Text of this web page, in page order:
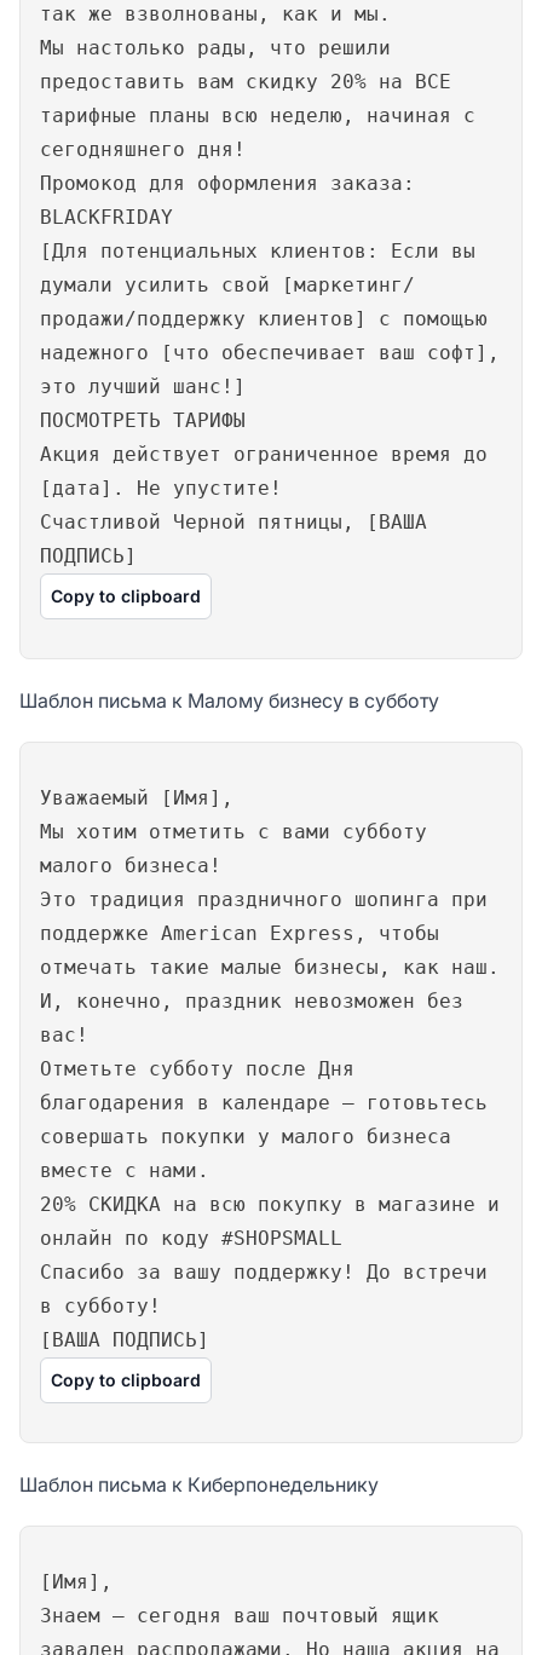
так же взволнованы, как и мы.
Мы настолько рады, что решили
предоставить вам скидку 20% на ВСЕ
тарифные планы всю неделю, начиная с
сегодняшнего дня!
Промокод для оформления заказа:
BLACKFRIDAY
[Для потенциальных клиентов: Если вы
думали усилить свой [маркетинг/
продажи/поддержку клиентов] с помощью
надежного [что обеспечивает ваш софт],
это лучший шанс!]
ПОСМОТРЕТЬ ТАРИФЫ
Акция действует ограниченное время до
[дата]. Не упустите!
Счастливой Черной пятницы, [ВАША
ПОДПИСЬ]
Copy to clipboard
Шаблон письма к Малому бизнесу в субботу
Уважаемый [Имя],
Мы хотим отметить с вами субботу
малого бизнеса!
Это традиция праздничного шопинга при
поддержке American Express, чтобы
отмечать такие малые бизнесы, как наш.
И, конечно, праздник невозможен без
вас!
Отметьте субботу после Дня
благодарения в календаре — готовьтесь
совершать покупки у малого бизнеса
вместе с нами.
20% СКИДКА на всю покупку в магазине и
онлайн по коду #SHOPSMALL
Спасибо за вашу поддержку! До встречи
в субботу!
[ВАША ПОДПИСЬ]
Copy to clipboard
Шаблон письма к Киберпонедельнику
[Имя],
Знаем — сегодня ваш почтовый ящик
завален распродажами. Но наша акция на